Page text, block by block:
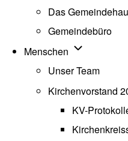
Das
Gemeindebüro
Menschen
Unser Team
Kirchenvorstand
KV-